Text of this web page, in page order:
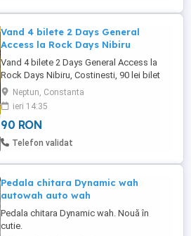
Vand 4 bilete 2 Days General
Access la Rock Days Nibiru
Vand 4 bilete 2 Days General Access la
Rock Days Nibiru, Costinesti, 90 lei bilet
Neptun, Constanta
ieri 14:35
90 RON
Telefon validat
Pedala chitara Dynamic wah
autowah auto wah
Pedala chitara Dynamic wah. Nouă în
cutie.